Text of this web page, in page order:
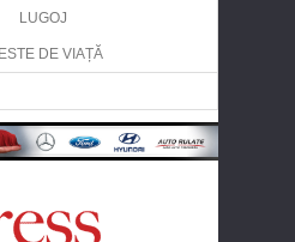
LUGOJ
DE VIAȚĂ